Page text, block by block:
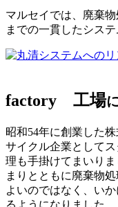
マルセイでは、廃棄
までの一貫したシステ
factory 工場
昭和54年に創業した
サイクル企業として
理も手掛けてまいり
まりとともに廃棄物
よいのではなく、い
るようになりました。